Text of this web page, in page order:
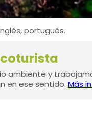
portugués.
ambiente y
en ese sentido. Más